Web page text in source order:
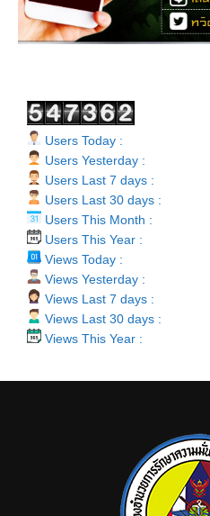
Users Today :
Users Yesterday :
Users Last 7 days :
Users Last 30 days :
Users This Month :
Users This Year :
Views Today :
Views Yesterday :
Views Last 7 days :
Views Last 30 days :
Views This Year :